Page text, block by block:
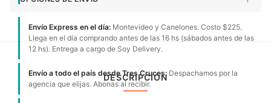
Envío Express en el día: Montevideo y Canelones. Costo $225.
Llega en el día comprando antes de las 16 hs (sábados antes de las
12 hs). Entrega a cargo de Soy Delivery.
Envío a todo el país desde Tres Cruces: Despachamos por la
agencia que elijas. Abonas al recibir.
DESCRIPCIÓN